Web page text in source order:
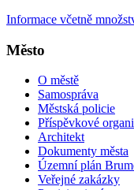
Informace včetně
Město
O městě
Samospráva
Městská policie
Příspěvkové
Architekt
Dokumenty města
Územní plán
Veřejné zakázky